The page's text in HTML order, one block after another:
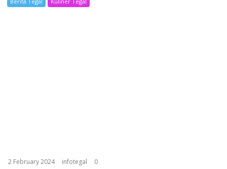
2 February 2024 infotegal 0